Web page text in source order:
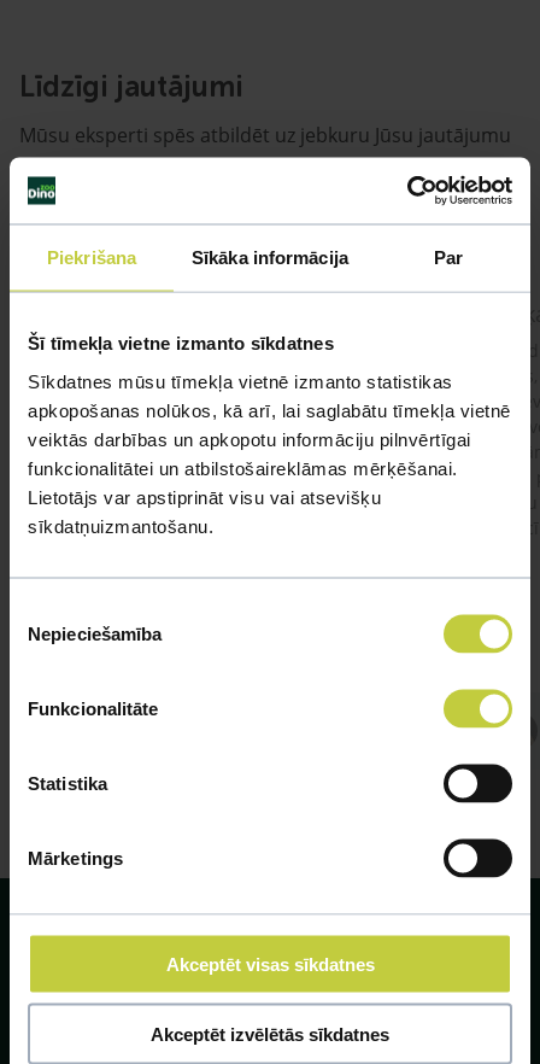
Piekrišana Sīkāka informācija Par
Šī tīmekļa vietne izmanto sīkdatnes
Sīkdatnes mūsu tīmekļa vietnē izmanto statistikas
apkopošanas nolūkos, kā arī, lai saglabātu tīmekļa vietnē
veiktās darbības un apkopotu informāciju pilnvērtīgai
funkcionalitātei un atbilstošaireklāmas mērķēšanai.
Lietotājs var apstiprināt visu vai atsevišķu
sīkdatņuizmantošanu.
izvēle
Nepieciešamība
Funkcionalitāte
Statistika
Mārketings
Akceptēt visas sīkdatnes
Akceptēt izvēlētās sīkdatnes
Līdzīgi jautājumi
Mūsu eksperti spēs atbildēt uz jebkuru Jūsu jautājumu
Ja kaķim gadījies apēst plastiku ,ko ieklāj zem
garnelēm kārbiņās apakšā.Kādas sekas varētu
būt?Kā kaķis varētu reağēt...Ko darīt?
#kakis #apedis #plevi
SIA ZOO Centrs, LV40003622166,
Vienības gatve 109, Rīga, Latvija, LV-1058.